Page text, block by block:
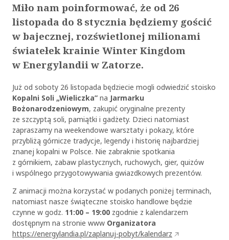
Miło nam poinformować, że od 26
listopada do 8 stycznia będziemy gościć
w bajecznej, rozświetlonej milionami
światełek krainie Winter Kingdom
w Energylandii w Zatorze.
Już od soboty 26 listopada będziecie mogli odwiedzić stoisko
Kopalni Soli „Wieliczka”na Jarmarku
Bożonarodzeniowym, zakupić oryginalne prezenty
ze szczyptą soli, pamiątki i gadżety. Dzieci natomiast
zapraszamy na weekendowe warsztaty i pokazy, które
przybliżą górnicze tradycje, legendy i historię najbardziej
znanej kopalni w Polsce. Nie zabraknie spotkania
z górnikiem, zabaw plastycznych, ruchowych, gier, quizów
i wspólnego przygotowywania gwiazdkowych prezentów.
Z animacji można korzystać w podanych poniżej terminach,
natomiast nasze świąteczne stoisko handlowe będzie
czynne w godz. 11:00 – 19:00zgodnie z kalendarzem
dostępnym na stronie www Organizatora
https://energylandia.pl/zaplanuj-pobyt/kalendarz